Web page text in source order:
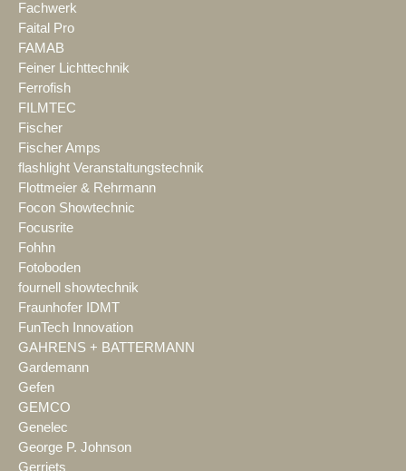
Fachwerk
Faital Pro
FAMAB
Feiner Lichttechnik
Ferrofish
FILMTEC
Fischer
Fischer Amps
flashlight Veranstaltungstechnik
Flottmeier & Rehrmann
Focon Showtechnic
Focusrite
Fohhn
Fotoboden
fournell showtechnik
Fraunhofer IDMT
FunTech Innovation
GAHRENS + BATTERMANN
Gardemann
Gefen
GEMCO
Genelec
George P. Johnson
Gerriets